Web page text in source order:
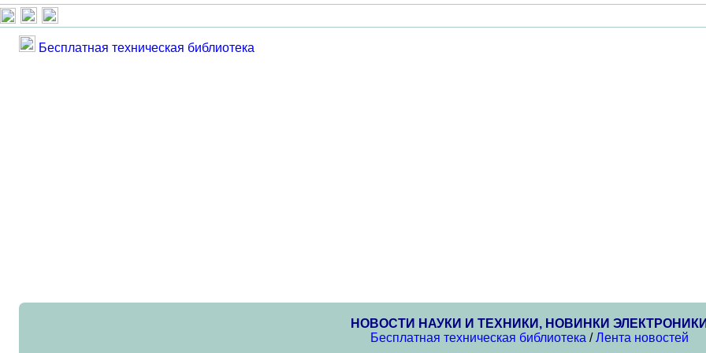
Бесплатная техническая библиотека
НОВОСТИ НАУКИ И ТЕХНИКИ, НОВИНКИ
Бесплатная техническая библиотека /Лента новостей